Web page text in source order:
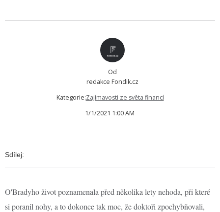
Od
redakce Fondik.cz
Kategorie:Zajímavosti ze světa financí
1/1/2021 1:00 AM
Sdílej:
O'Bradyho život poznamenala před několika lety nehoda, při které
si poranil nohy, a to dokonce tak moc, že doktoři zpochybňovali,